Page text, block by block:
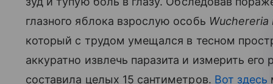
глазного яблока взрослую особь Wuchereria
который с трудом умещался в тесном
аккуратно извлечь паразита и измерить его
составила целых 15 сантиметров. Вот здесь